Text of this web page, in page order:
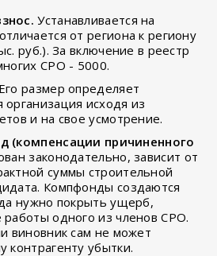
Устанавливается на
от региона к региону
руб.). За включение в реестр
СРО - 5000.
Его размер определяет
организация исходя из
и на свое усмотрение.
(компенсации причиненного
законодательно, зависит от
суммы строительной
Компфонды создаются
нужно покрыть ущерб,
одного из членов СРО.
виновник сам не может
контрагенту убытки.